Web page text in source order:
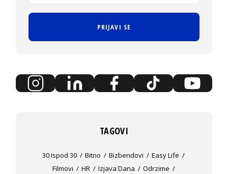
PRIJAVI SE
TAGOVI
30 Ispod 30 Bitno Bizbendovi
Easy Life
Filmovi
HR Izjava Dana
Odrzime